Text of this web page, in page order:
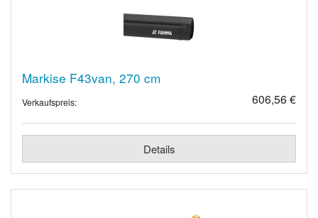
Markise F43van, 270 cm
Verkaufspreis: 606,56 €
Details